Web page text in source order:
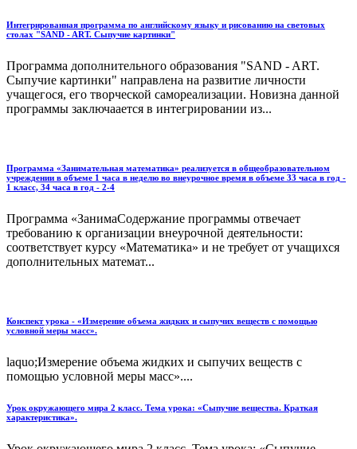
Интегрированная программа по английскому языку и рисованию на световых
столах "SAND - ART. Сыпучие картинки"
Программа дополнительного образования "SAND - ART.
Сыпучие картинки" направлена на развитие личности
учащегося, его творческой самореализации. Новизна данной
программы заключаается в интегрировании из...
Программа «Занимательная математика» реализуется в общеобразовательном
учреждении в объеме 1 часа в неделю во внеурочное время в объеме 33 часа в год -
1 класс, 34 часа в год - 2-4
Программа «ЗанимаСодержание программы отвечает
требованию к организации внеурочной деятельности:
соответствует курсу «Математика» и не требует от учащихся
дополнительных матема­т...
Конспект урока - «Измерение объема жидких и сыпучих веществ с помощью
условной меры масс».
laquo;Измерение объема жидких и сыпучих веществ с
помощью условной меры масс»....
Урок окружающего мира 2 класс. Тема урока: «Сыпучие вещества. Краткая
характеристика».